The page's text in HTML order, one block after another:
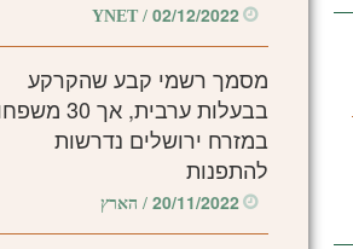
02/12/2022
/ YNET
מסמך רשמי קבע שהקרקע
בבעלות ערבית, אך
במזרח ירושלים נדרשות
להתפנות
20/11/2022/ הארץ